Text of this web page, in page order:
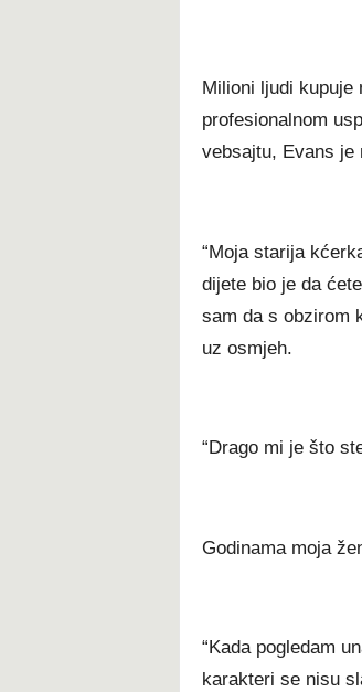
Milioni ljudi kupuje
profesionalnom
vebsajtu, Evans je
“Moja starija
dijete bio je da
sam da s obzirom
uz osmjeh.
“Drago mi je što
Godinama moja
“Kada pogledam
karakteri se nisu